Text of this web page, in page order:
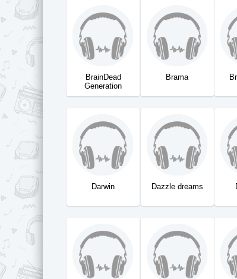
BrainDead
Generation
Brama
Darwin Dazzle dreams